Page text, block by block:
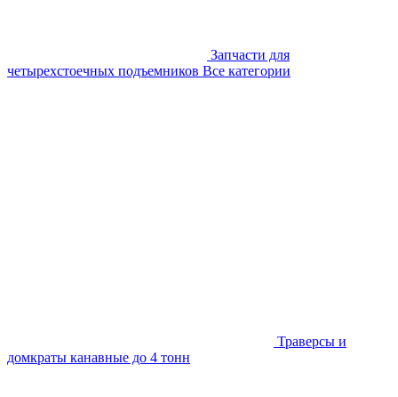
Запчасти для
четырехстоечных подъемников Все категории
Траверсы и
домкраты канавные до 4 тонн